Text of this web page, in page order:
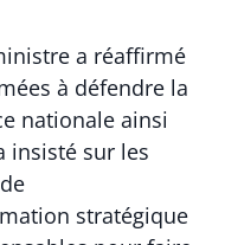
a réaffirmé
à défendre la
nationale ainsi
insisté sur les
stratégique